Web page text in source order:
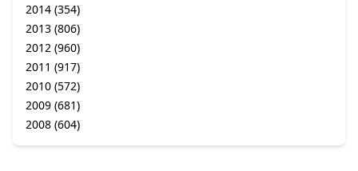
2014 (354)
2013 (806)
2012 (960)
2011 (917)
2010 (572)
2009 (681)
2008 (604)